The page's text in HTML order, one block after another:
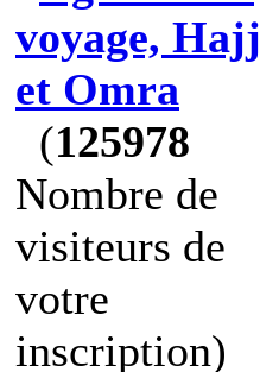
voyage, Hajj
et Omra
(125978
Nombre de
visiteurs de
votre
inscription)